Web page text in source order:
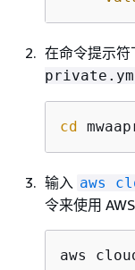
在命令提示
cd
输入 aws
令来使用
aws